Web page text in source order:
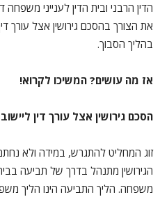
הדין הרבני ובית הדין לענייני
את הצורך בהסכם גירושין אצל עורך
בהליך הסבוך.
אז מה עושים? המשיכו לקרוא!
הסכם גירושין אצל עורך דין
זוג המחליט להתגרש, במידה ולא
הגירושין מתנהל בדרך של תביעה בבית
משפחה. הליך התביעה הינו הליך